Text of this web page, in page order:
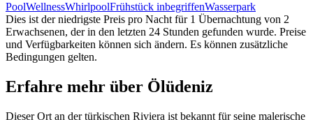
PoolWellnessWhirlpoolFrühstück inbegriffenWasserpark
Dies ist der niedrigste Preis pro Nacht für 1 Übernachtung von 2
Erwachsenen, der in den letzten 24 Stunden gefunden wurde. Preise
und Verfügbarkeiten können sich ändern. Es können zusätzliche
Bedingungen gelten.
Erfahre mehr über Ölüdeniz
Dieser Ort an der türkischen Riviera ist bekannt für seine malerische